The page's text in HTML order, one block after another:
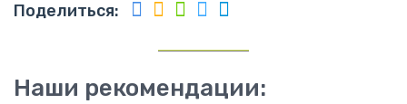
Поделиться:
Наши рекомендации: